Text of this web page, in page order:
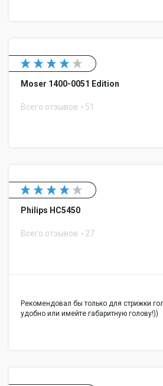
Moser 1400-0051 Edition
Всего отзывов 51
Philips HC5450
Всего отзывов 27
Рекомендовал бы только для стрижки
удобно или имейте габаритную голову!))